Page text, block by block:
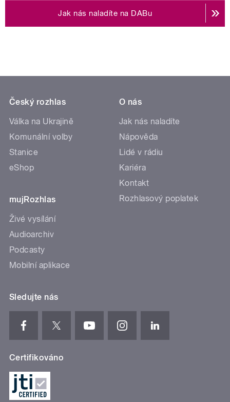
Jak nás naladíte na DABu
Český rozhlas
Válka na Ukrajině
Komunální volby
Stanice
eShop
mujRozhlas
Živé vysílání
Audioarchiv
Podcasty
Mobilní aplikace
O nás
Jak nás naladíte
Nápověda
Lidé v rádiu
Kariéra
Kontakt
Rozhlasový poplatek
Sledujte nás
Certifikováno